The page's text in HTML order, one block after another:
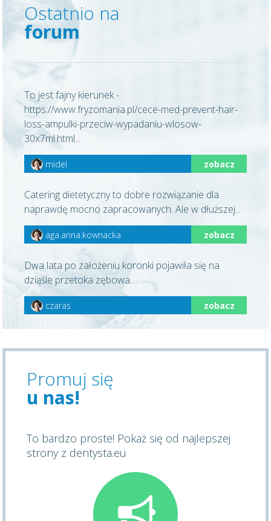
Ostatnio na
forum
To jest fajny kierunek -
https://www.fryzomania.pl/cece-med-prevent-hair-
loss-ampulki-przeciw-wypadaniu-wlosow-
30x7ml.html...
midel zobacz
Catering dietetyczny to dobre rozwiązanie dla
naprawdę mocno zapracowanych. Ale w dłuższej...
aga.anna.kownacka zobacz
Dwa lata po założeniu koronki pojawiła się na
dziąśle przetoka zębowa....
czaras zobacz
Promuj się
u nas!
To bardzo proste! Pokaż się od najlepszej
strony z dentysta.eu